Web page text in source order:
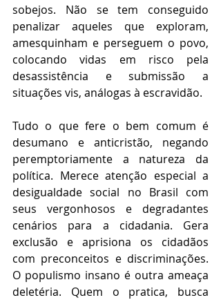
sobejos. Não se tem conseguido
penalizar aqueles que exploram,
amesquinham e perseguem o povo,
colocando vidas em risco pela
desassistência e submissão a
situações vis, análogas à escravidão.
Tudo o que fere o bem comum é
desumano e anticristão, negando
peremptoriamente a natureza da
política. Merece atenção especial a
desigualdade social no Brasil com
seus vergonhosos e degradantes
cenários para a cidadania. Gera
exclusão e aprisiona os cidadãos
com preconceitos e discriminações.
O populismo insano é outra ameaça
deletéria. Quem o pratica, busca